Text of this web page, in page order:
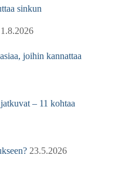
sinkun
1.8.2026
joihin kannattaa
– 11 kohtaa
23.5.2026